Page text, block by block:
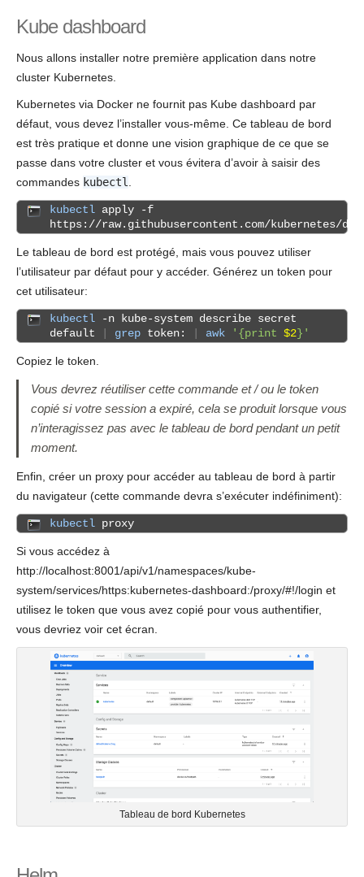
Kube dashboard
Nous allons installer notre première application dans notre
cluster Kubernetes.
Kubernetes via Docker ne fournit pas Kube dashboard par
défaut, vous devez l’installer vous-même. Ce tableau de bord
est très pratique et donne une vision graphique de ce que se
passe dans votre cluster et vous évitera d’avoir à saisir des
commandes kubectl.
kubectl apply -f
https://raw.githubusercontent.com/kubernetes/
Le tableau de bord est protégé, mais vous pouvez utiliser
l’utilisateur par défaut pour y accéder. Générez un token pour
cet utilisateur:
kubectl -n kube-system describe secret
default
grep token: awk '{print $2}'
Copiez le token.
Vous devrez réutiliser cette commande et / ou le token
copié si votre session a expiré, cela se produit lorsque vous
n’interagissez pas avec le tableau de bord pendant un petit
moment.
Enfin, créer un proxy pour accéder au tableau de bord à partir
du navigateur (cette commande devra s’exécuter indéfiniment):
kubectl proxy
Si vous accédez à
http://localhost:8001/api/v1/namespaces/kube-
system/services/https:kubernetes-dashboard:/proxy/#!/login et
utilisez le token que vous avez copié pour vous authentifier,
vous devriez voir cet écran.
Tableau de bord Kubernetes